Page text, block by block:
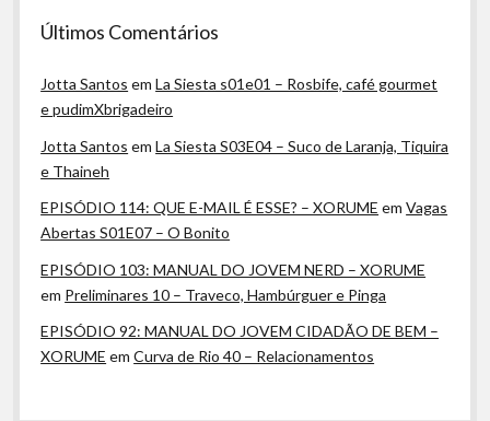
Últimos Comentários
Jotta Santos emLa Siesta s01e01 – Rosbife, café gourmet
e pudimXbrigadeiro
Jotta Santos emLa Siesta S03E04 – Suco de Laranja, Tiquira
e Thaineh
EPISÓDIO 114: QUE E-MAIL É ESSE? – XORUME emVagas
Abertas S01E07 – O Bonito
EPISÓDIO 103: MANUAL DO JOVEM NERD – XORUME
em Preliminares 10 – Traveco, Hambúrguer e Pinga
EPISÓDIO 92: MANUAL DO JOVEM CIDADÃO DE BEM –
XORUME emCurva de Rio 40 – Relacionamentos